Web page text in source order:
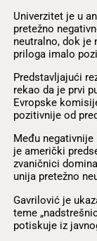
Univerzitet je u
pretežno
neutralno, dok je
priloga imalo
Predstavljajući
rekao da je prvi
Evropske
pozitivnije od
Među
je američki
zvaničnici
unija pretežno
Gavrilović je
teme
potiskuje iz